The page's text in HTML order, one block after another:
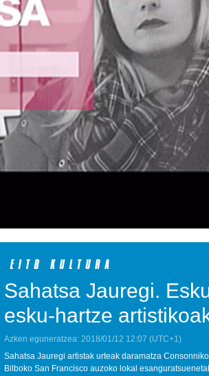
Sahatsa Jauregi.
esku-hartze
Azken eguneratzea: 2018/01/12 12:07 (UTC+1)
Sahatsa Jauregi artistak urteak daramatza
Bilboko San Francisco auzoko lokal